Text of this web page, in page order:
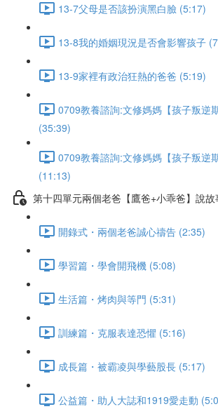
13-7父母是否該扮演黑白臉 (5:17)
13-8我的婚姻現況是否會影響孩子
13-9家裡有政治狂熱的爸爸 (5:19)
0709教養諮詢:文修媽媽【孩子叛逆
(35:39)
0709教養諮詢:文修媽媽【孩子叛逆
(11:13)
第十四單元兩個老爸【鷹爸+小乖爸】說故
開錄式・兩個老爸誠心禱告 (2:35)
學習篇・學會開飛機 (5:08)
生活篇・烤肉與等門 (5:31)
訓練篇・克服表達恐懼 (5:16)
成長篇・被霸凌與學藝股長 (5:17)
公益篇・助人大誌和1919愛走動